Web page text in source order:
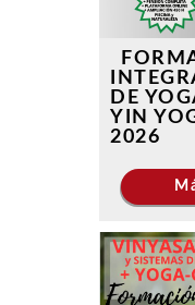
DE
YIN
2026